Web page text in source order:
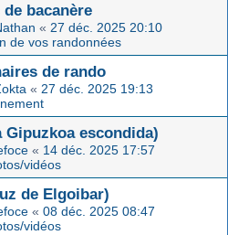
bacanère
« 27 déc. 2025 20:10
de vos randonnées
de rando
« 27 déc. 2025 19:13
Gipuzkoa escondida)
« 14 déc. 2025 17:57
vidéos
de Elgoibar)
« 08 déc. 2025 08:47
vidéos